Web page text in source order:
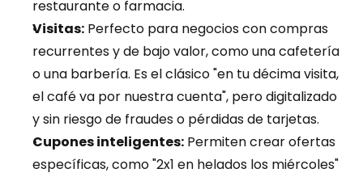
restaurante o farmacia.
Visitas: Perfecto para negocios con compras
recurrentes y de bajo valor, como una cafetería
o una barbería. Es el clásico "en tu décima visita,
el café va por nuestra cuenta", pero digitalizado
y sin riesgo de fraudes o pérdidas de tarjetas.
Cupones inteligentes: Permiten crear ofertas
específicas, como "2x1 en helados los miércoles"